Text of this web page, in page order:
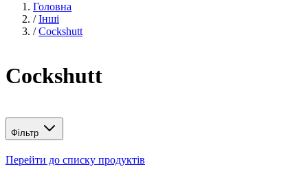
Головна
/ Інші
/ Cockshutt
Cockshutt
Фільтр
Перейти до списку продуктів